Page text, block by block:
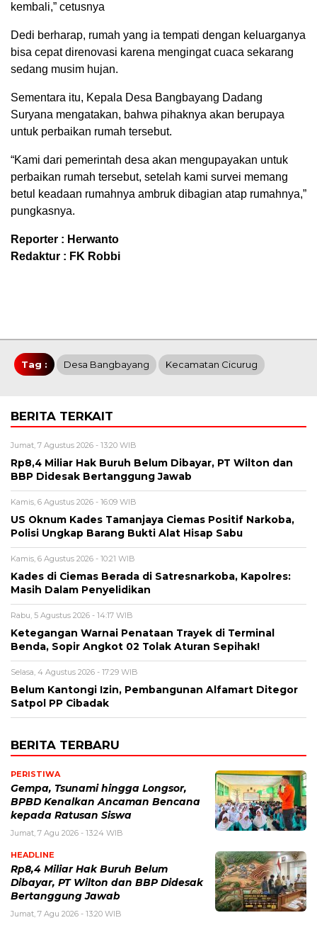
kembali,” cetusnya
Dedi berharap, rumah yang ia tempati dengan keluarganya
bisa cepat direnovasi karena mengingat cuaca sekarang
sedang musim hujan.
Sementara itu, Kepala Desa Bangbayang Dadang
Suryana mengatakan, bahwa pihaknya akan berupaya
untuk perbaikan rumah tersebut.
“Kami dari pemerintah desa akan mengupayakan untuk
perbaikan rumah tersebut, setelah kami survei memang
betul keadaan rumahnya ambruk dibagian atap rumahnya,”
pungkasnya.
Reporter : Herwanto
Redaktur : FK Robbi
Tag : Desa Bangbayang Kecamatan Cicurug
BERITA TERKAIT
Jumat, 7 Agustus 2026 - 13:20 WIB
Rp8,4 Miliar Hak Buruh Belum Dibayar, PT Wilton dan
BBP Didesak Bertanggung Jawab
Kamis, 6 Agustus 2026 - 16:09 WIB
US Oknum Kades Tamanjaya Ciemas Positif Narkoba,
Polisi Ungkap Barang Bukti Alat Hisap Sabu
Kamis, 6 Agustus 2026 - 10:21 WIB
Kades di Ciemas Berada di Satresnarkoba, Kapolres:
Masih Dalam Penyelidikan
Rabu, 5 Agustus 2026 - 14:17 WIB
Ketegangan Warnai Penataan Trayek di Terminal
Benda, Sopir Angkot 02 Tolak Aturan Sepihak!
Selasa, 4 Agustus 2026 - 17:29 WIB
Belum Kantongi Izin, Pembangunan Alfamart Ditegor
Satpol PP Cibadak
BERITA TERBARU
PERISTIWA
Gempa, Tsunami hingga Longsor,
BPBD Kenalkan Ancaman Bencana
kepada Ratusan Siswa
Jumat, 7 Agu 2026 - 13:24 WIB
HEADLINE
Rp8,4 Miliar Hak Buruh Belum
Dibayar, PT Wilton dan BBP Didesak
Bertanggung Jawab
Jumat, 7 Agu 2026 - 13:20 WIB